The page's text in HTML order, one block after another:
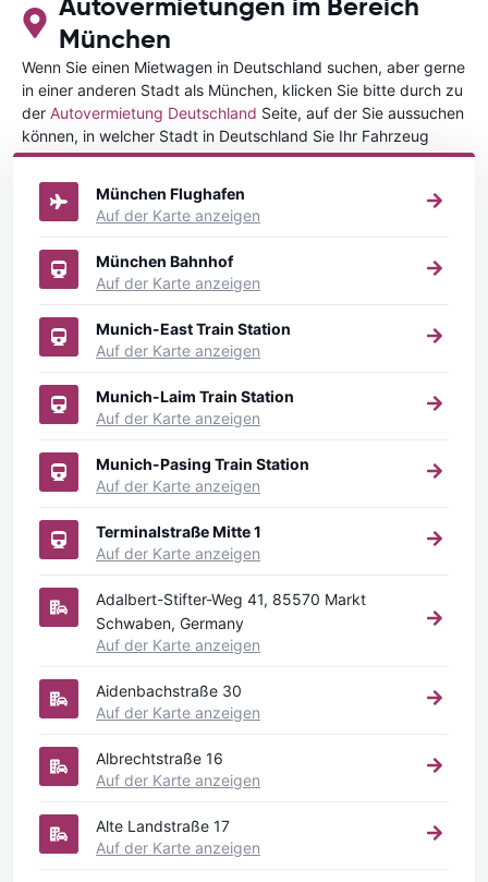
München
Wenn Sie einen Mietwagen in Deutschland suchen, aber gerne
in einer anderen Stadt als München, klicken Sie bitte durch zu
der Autovermietung Deutschland Seite, auf der Sie aussuchen
können, in welcher Stadt in Deutschland Sie Ihr Fahrzeug
mieten wollen.
München Flughafen
Auf der Karte anzeigen
München Bahnhof
Auf der Karte anzeigen
Munich-East Train Station
Auf der Karte anzeigen
Munich-Laim Train Station
Auf der Karte anzeigen
Munich-Pasing Train Station
Auf der Karte anzeigen
Terminalstraße Mitte 1
Auf der Karte anzeigen
Adalbert-Stifter-Weg 41, 85570 Markt
Schwaben, Germany
Auf der Karte anzeigen
Aidenbachstraße 30
Auf der Karte anzeigen
Albrechtstraße 16
Auf der Karte anzeigen
Alte Landstraße 17
Auf der Karte anzeigen